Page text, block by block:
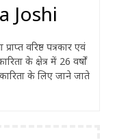
Joshi
वरिष्ठ पत्रकार एवं
के क्षेत्र में 26 वर्षों
के लिए जाने जाते